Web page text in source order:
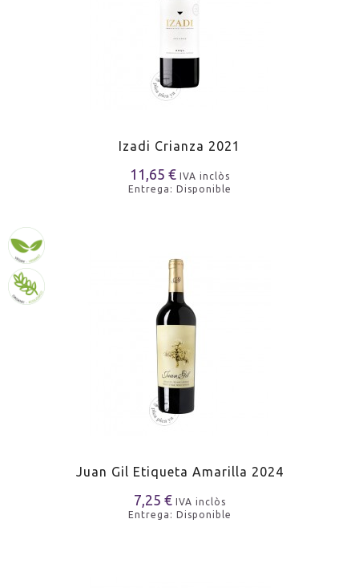
Izadi Crianza 2021
11,65 € IVA inclòs
Entrega: Disponible
Juan Gil Etiqueta Amarilla 2024
7,25 € IVA inclòs
Entrega: Disponible